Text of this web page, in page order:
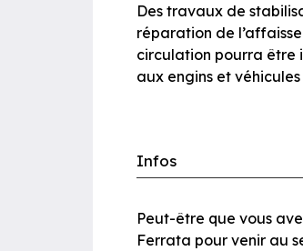
Des travaux de
réparation de
circulation pourra être
aux engins et
Infos
Peut-être que vous
Ferrata pour venir au